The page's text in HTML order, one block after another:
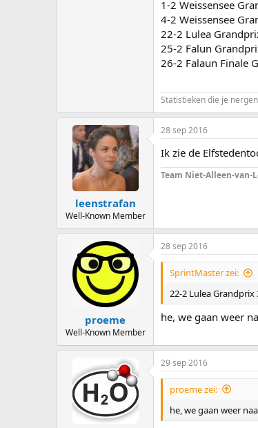
1-2 Weissensee
4-2 Weissensee
22-2 Lulea
25-2 Falun
26-2 Falaun Finale
Statistieken die je
leenstrafan
Well-Known Member
28 sep 2016
Ik zie de
Team Niet-Alleen-van-
proeme
Well-Known Member
28 sep 2016
SprintMaster zei:
22-2 Lulea Grandprix
he, we gaan weer
29 sep 2016
proeme zei:
he, we gaan weer